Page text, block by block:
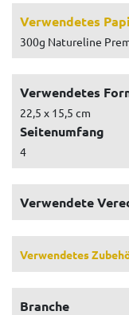
Verwendetes
300g Natureline
Verwendetes
22,5 x 15,5 cm
Seitenumfang
4
Verwendete
Verwendetes
Branche